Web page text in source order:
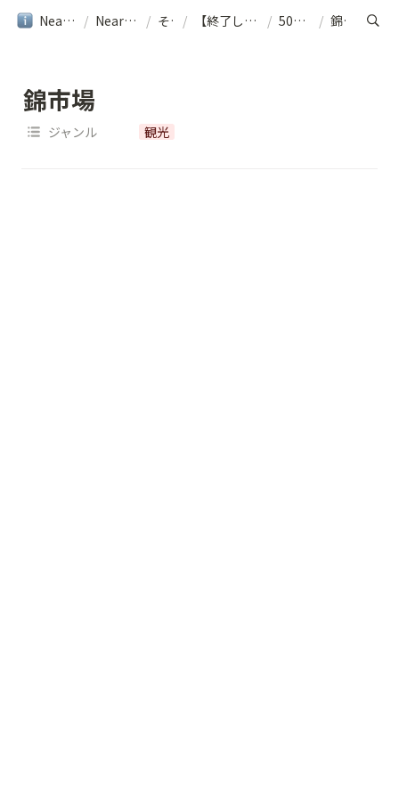
NearMe旅行ガイド / NearMe｜ヘルプ / その他 / 【終了しました】[京都] 周遊シャトルご利用案内 / 500円エリア / 錦市場
錦市場
ジャンル 観光